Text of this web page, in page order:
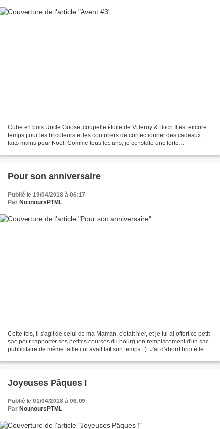
Cube en bois Uncle Goose, coupelle étoile de Villeroy & Boch Il est encore
temps pour les bricoleurs et les couturiers de confectionner des cadeaux
faits mains pour Noël. Comme tous les ans, je constate une forte
Pour son anniversaire
Publié le 19/04/2018 à 06:17
Par NounoursPTML
Cette fois, il s'agit de celui de ma Maman, c'était hier, et je lui ai offert ce petit
sac pour rapporter ses petites courses du bourg (en remplacement d'un sac
publicitaire de même taille qui avait fait son temps...). J'ai d'abord brodé le
Joyeuses Pâques !
Publié le 01/04/2018 à 06:09
Par NounoursPTML